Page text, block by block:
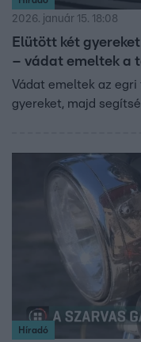
2026. január 15. 18:08
Elütött két
– vádat emeltek a
Vádat emeltek az
gyereket, majd
Híradó